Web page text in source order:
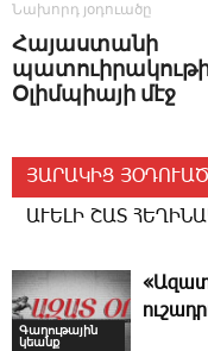
Նախորդ յօդուածը
Հայաստանի
Օլիմպիայի մէջ
ՅԱՐԱԿԻՑ
ԱՒԵԼԻ ՇԱՏ
Գաղութային
կեանք
«Ազատ